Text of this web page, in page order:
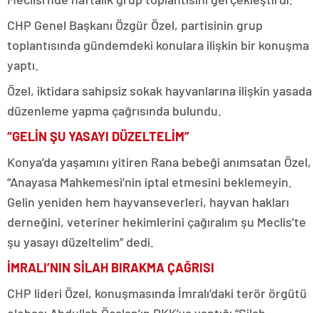
CHP Genel Başkanı Özgür Özel, partisinin grup
toplantısında gündemdeki konulara ilişkin bir konuşma
yaptı.
Özel, iktidara sahipsiz sokak hayvanlarına ilişkin yasada
düzenleme yapma çağrısında bulundu.
“GELİN ŞU YASAYI DÜZELTELİM”
Konya’da yaşamını yitiren Rana bebeği anımsatan Özel,
“Anayasa Mahkemesi’nin iptal etmesini beklemeyin.
Gelin yeniden hem hayvanseverleri, hayvan hakları
derneğini, veteriner hekimlerini çağıralım şu Meclis’te
şu yasayı düzeltelim” dedi.
İMRALI’NIN SİLAH BIRAKMA ÇAĞRISI
CHP lideri Özel, konuşmasında İmralı’daki terör örgütü